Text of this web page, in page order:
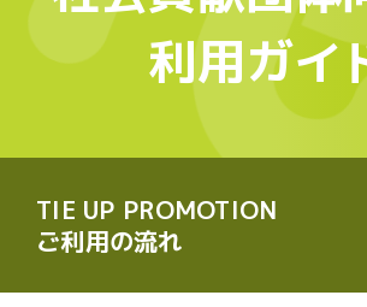
利用ガイ
TIE UP PROMOTION
ご利用の流れ